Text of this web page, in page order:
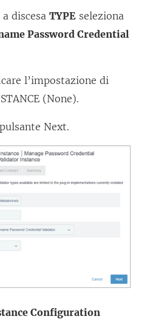
discesa TYPE seleziona
Password Credential
l’impostazione di
(None).
Next.
Configuration